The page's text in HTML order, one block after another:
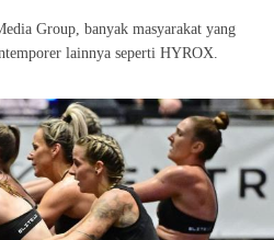
Group, banyak masyarakat yang
lainnya seperti HYROX.